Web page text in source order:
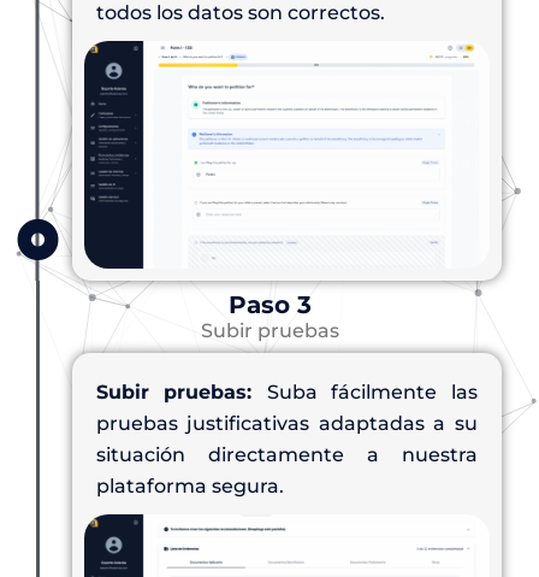
todos los datos son correctos.
Paso 3
Subir pruebas
Subir pruebas: Suba fácilmente las
pruebas justificativas adaptadas a su
situación directamente a nuestra
plataforma segura.